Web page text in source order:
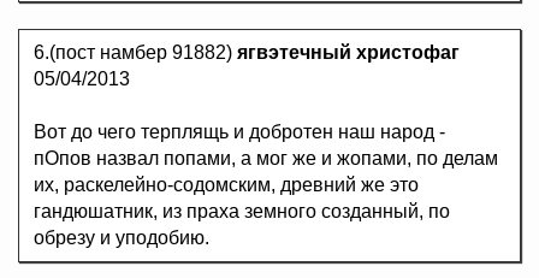
6.(пост намбер 91882) ягвэтечный христофаг
05/04/2013
Вот до чего терплящь и добротен наш народ -
пОпов назвал попами, а мог же и жопами, по делам
их, раскелейно-содомским, древний же это
гандюшатник, из праха земного созданный, по
обрезу и уподобию.